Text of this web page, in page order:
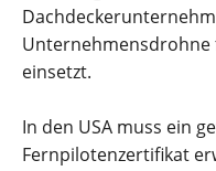
Unternehmensdrohne
einsetzt.
In den USA muss ein
Fernpilotenzertifikat